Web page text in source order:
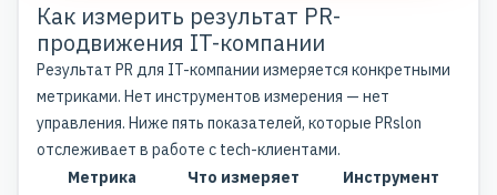
Как измерить результат PR-
продвижения IT-компании
Результат PR для IT-компании измеряется конкретными
метриками. Нет инструментов измерения — нет
управления. Ниже пять показателей, которые PRslon
отслеживает в работе с tech-клиентами.
Метрика
Что измеряет
Инструмент